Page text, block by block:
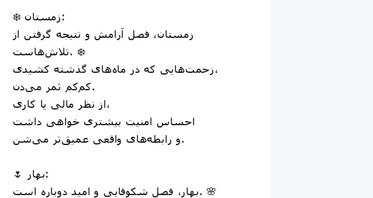
❄️ زمستان:
زمستان، فصل آرامش و نتیجه گرفتن از
تلاش‌هاست. ❄️
زحمت‌هایی که در ماه‌های گذشته کشیدی،
کم‌کم ثمر می‌دن.
از نظر مالی یا کاری،
احساس امنیت بیشتری خواهی داشت
و رابطه‌های واقعی عمیق‌تر می‌شن.
🌷 بهار:
بهار، فصل شکوفایی و امید دوباره است. 🌸